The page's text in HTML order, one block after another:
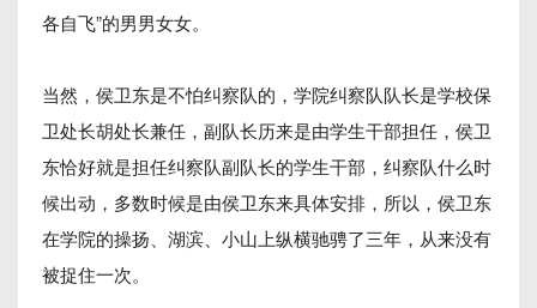
各自飞”的男男女女。
当然，侯卫东是不怕纠察队的，学院纠察队队长是学校保
卫处长胡处长兼任，副队长历来是由学生干部担任，侯卫
东恰好就是担任纠察队副队长的学生干部，纠察队什么时
候出动，多数时候是由侯卫东来具体安排，所以，侯卫东
在学院的操扬、湖滨、小山上纵横驰骋了三年，从来没有
被捉住一次。